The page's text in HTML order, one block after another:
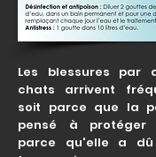
Les blessures par
chats arrivent
soit parce que la
pensé à protéger
parce qu'elle a